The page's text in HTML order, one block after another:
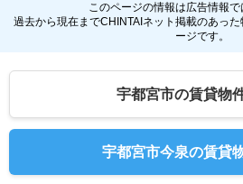
通勤通
物件特集
不動産
TOP
このページの情報は広告情報で
過去から現在までCHINTAIネット掲載のあっ
ージです。
宇都宮市の賃貸物
宇都宮市今泉の賃貸